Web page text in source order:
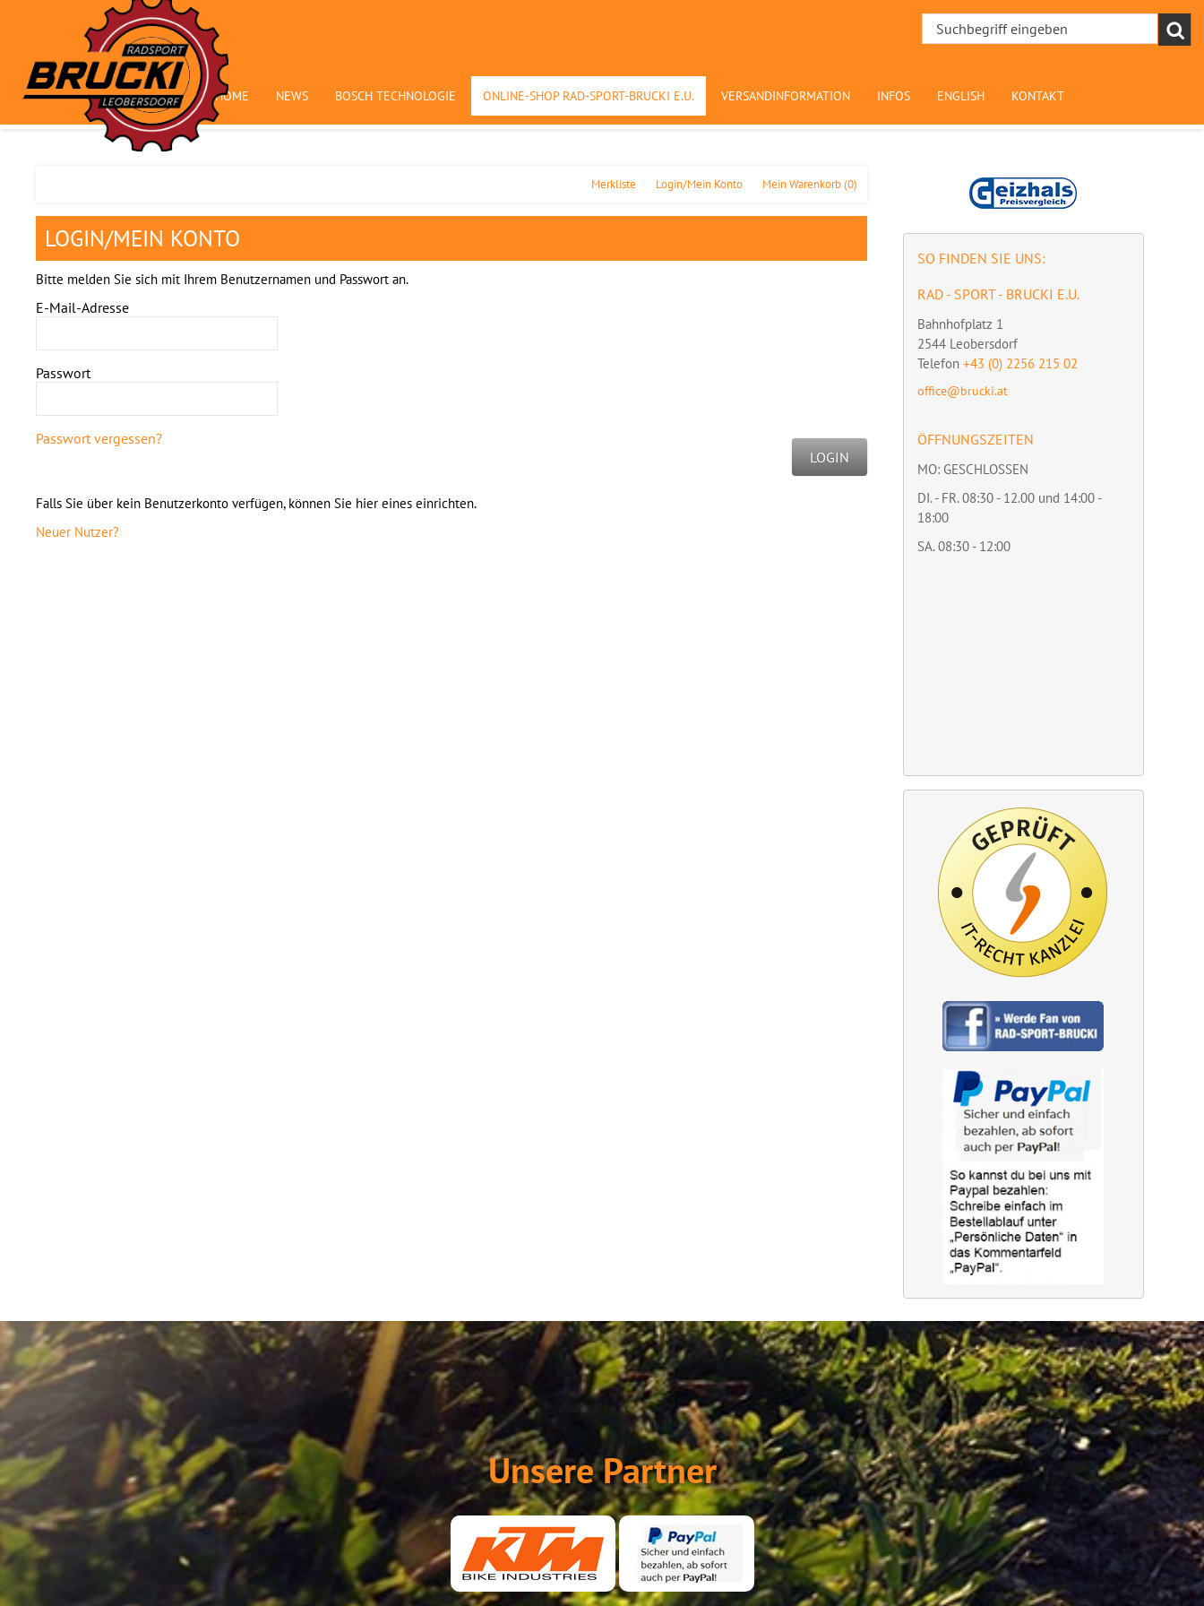
HOME NEWS BOSCH TECHNOLOGIE ONLINE-SHOP RAD-SPORT-BRUCKI E.U. VERSANDINFORMATION INFOS ENGLISH KONTAKT
Mein Warenkorb(0)
Login/Mein Konto
Merkliste
LOGIN/MEIN KONTO
Bitte melden Sie sich mit Ihrem Benutzernamen und Passwort an.
E-Mail-Adresse
Passwort
LOGIN
Passwort vergessen?
Falls Sie über kein Benutzerkonto verfügen, können Sie hier eines einrichten.
Neuer Nutzer?
SO FINDEN SIE UNS:
RAD - SPORT - BRUCKI E.U.
Bahnhofplatz 1
2544 Leobersdorf
Telefon +43 (0) 2256 215 02
office@brucki.at
ÖFFNUNGSZEITEN
MO: GESCHLOSSEN
DI. - FR. 08:30 - 12.00 und 14:00 -
18:00
SA. 08:30 - 12:00
Unsere Partner